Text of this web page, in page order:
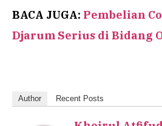
BACA JUGA: Pembelian
Djarum Serius di Bidang
Author Recent Posts